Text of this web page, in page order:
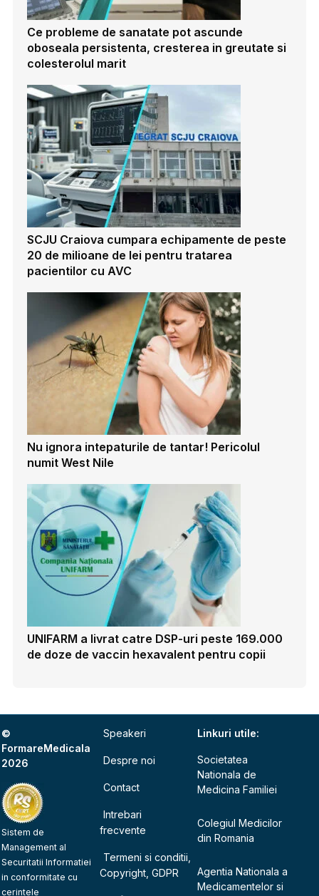
Ce probleme de sanatate pot ascunde
oboseala persistenta, cresterea in greutate si
colesterolul marit
SCJU Craiova cumpara echipamente de peste
20 de milioane de lei pentru tratarea
pacientilor cu AVC
Nu ignora intepaturile de tantar! Pericolul
numit West Nile
UNIFARM a livrat catre DSP-uri peste 169.000
de doze de vaccin hexavalent pentru copii
©
FormareMedicala
2026
Sistem de
Management al
Securitatii Informatiei
in conformitate cu
cerintele
Speakeri
Despre noi
Contact
Intrebari
frecvente
Termeni si conditii,
Copyright, GDPR
Linkuri utile:
Societatea
Nationala de
Medicina Familiei
Colegiul Medicilor
din Romania
Agentia Nationala a
Medicamentelor si